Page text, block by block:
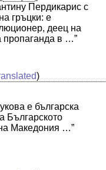
Пердикарис с
гръцки: е
деец на
пропаганда в …”
)
е българска
Българското
Македония …”